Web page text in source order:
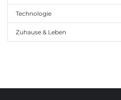
Technologie
Zuhause & Leben